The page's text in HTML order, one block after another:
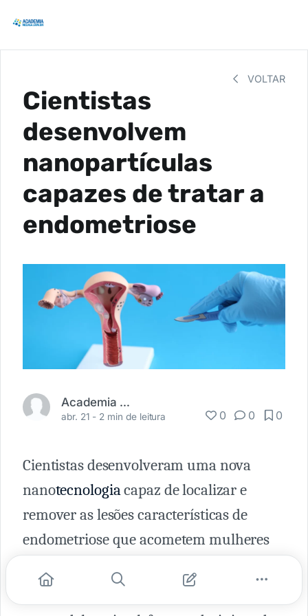
VOLTAR
Cientistas
desenvolvem
nanopartículas
capazes de tratar a
endometriose
Academia Médica
abr. 21 - 2 min de leitura 0 0 0
Cientistas desenvolveram uma nova
nanotecnologiacapaz de localizar e
remover as lesões características de
endometriose que acometem mulheres